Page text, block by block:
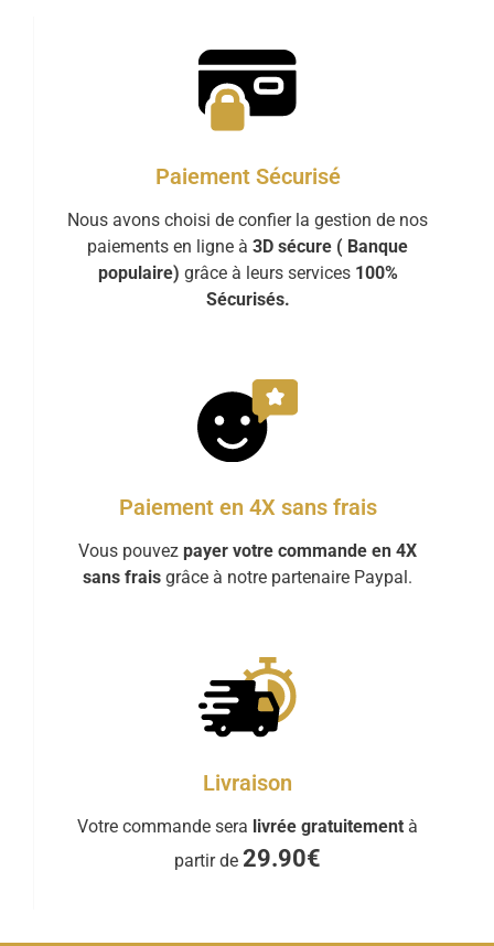
Paiement Sécurisé
Nous avons choisi de confier la gestion de nos
paiements en ligne à 3D sécure ( Banque
populaire) grâce à leurs services 100%
Sécurisés.
Paiement en 4X sans frais
Vous pouvez payer votre commande en 4X
sans frais grâce à notre partenaire Paypal.
Livraison
Votre commande sera livrée gratuitement à
partir de 29.90€